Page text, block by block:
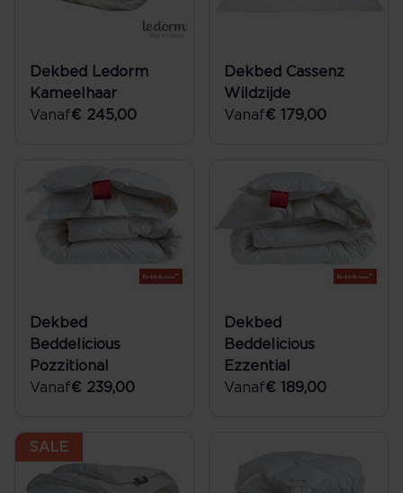
Dekbed Ledorm
Kameelhaar
Vanaf€ 245,00
Dekbed Cassenz
Wildzijde
Vanaf€ 179,00
Dekbed
Beddelicious
Pozzitional
Vanaf€ 239,00
Dekbed
Beddelicious
Ezzential
Vanaf€ 189,00
SALE